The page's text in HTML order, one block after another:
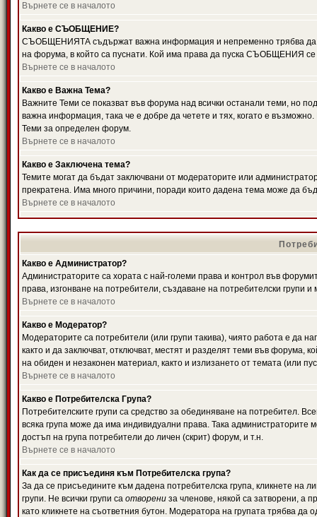
Върнете се в началото
Какво е СЪОБЩЕНИЕ?
СЪОБЩЕНИЯТА съдържат важна информация и непременно трябва да
на форума, в който са пуснати. Кой има права да пуска СЪОБЩЕНИЯ се
Върнете се в началото
Какво е Важна Тема?
Важните Теми се показват във форума над всички останали теми,
важна информация, така че е добре да четете и тях, когато е
Теми за определен форум.
Върнете се в началото
Какво е Заключена тема?
Темите могат да бъдат заключвани от модераторите или
прекратена. Има много причини, поради които дадена тема може да
Върнете се в началото
Какво е Администратор?
Администраторите са хората с най-големи права и контрол във
права, изгонване на потребители, създаване на потребителски групи
Върнете се в началото
Какво е Модератор?
Модераторите са потребители (или групи такива), чиято работа е да
както и да заключват, отключват, местят и разделят теми във форума,
на обиден и незаконен материал, както и излизането от темата (или
Върнете се в началото
Какво е Потребителска Група?
Потребителските групи са средство за обединяване на потребител.
всяка група може да има индивидуални права. Така
достъп на група потребители до личен (скрит) форум, и т.н.
Върнете се в началото
Как да се присъединя към Потребителска група?
За да се присъедините към дадена потребителска група, кликнете на
групи. Не всички групи са отворени за членове, някой са затворени, а
като кликнете на съответния бутон. Модератора на групата трябва